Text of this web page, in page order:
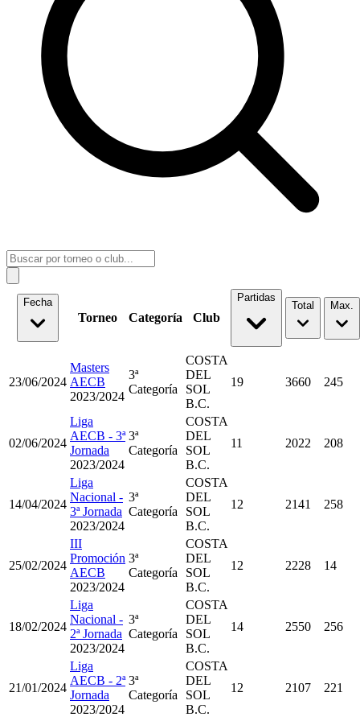
Fecha
Torneo Categoría Club
Partidas
Total Max.
23/06/2024
Masters
AECB
2023/2024
3ª
Categoría
COSTA
DEL
SOL
B.C.
19 3660 245
02/06/2024
Liga
AECB - 3ª
Jornada
2023/2024
3ª
Categoría
COSTA
DEL
SOL
B.C.
11 2022 208
14/04/2024
Liga
Nacional -
3ª Jornada
2023/2024
3ª
Categoría
COSTA
DEL
SOL
B.C.
12 2141 258
25/02/2024
III
Promoción
AECB
2023/2024
3ª
Categoría
COSTA
DEL
SOL
B.C.
12 2228 14
18/02/2024
Liga
Nacional -
2ª Jornada
2023/2024
3ª
Categoría
COSTA
DEL
SOL
B.C.
14 2550 256
21/01/2024
Liga
AECB - 2ª
Jornada
2023/2024
3ª
Categoría
COSTA
DEL
SOL
B.C.
12 2107 221